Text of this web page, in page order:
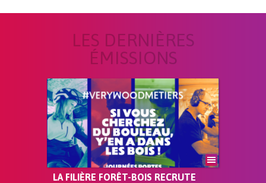
LES DERNIÈRES
ÉMISSIONS
LA FILIÈRE FORÊT-BOIS RECRUTE